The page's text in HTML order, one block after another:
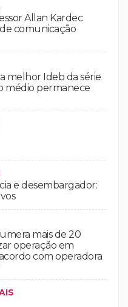
Allan Kardec
comunicação
melhor Ideb da série
médio permanece
e desembargador:
mais de 20
operação em
com operadora